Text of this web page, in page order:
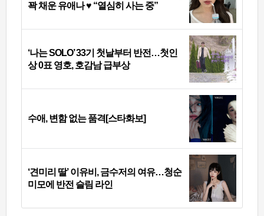
꽉 채운 유애나 ♥ “열심히 사는 중”
‘나는 SOLO’ 33기 첫날부터 반전…첫인
상 0표 영호, 호감남 급부상
수애, 변함 없는 품격[스타화보]
‘견미리 딸’ 이유비, 금수저의 여유…청순
미모에 반전 슬림 라인